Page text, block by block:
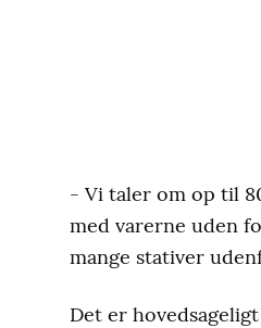
- Vi taler om op til
med varerne uden
mange stativer
Det er